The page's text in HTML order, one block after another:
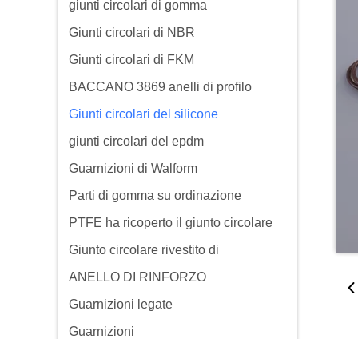
giunti circolari di gomma
Giunti circolari di NBR
Giunti circolari di FKM
BACCANO 3869 anelli di profilo
Giunti circolari del silicone
giunti circolari del epdm
Guarnizioni di Walform
Parti di gomma su ordinazione
PTFE ha ricoperto il giunto circolare
Giunto circolare rivestito di
ANELLO DI RINFORZO
Guarnizioni legate
Guarnizioni